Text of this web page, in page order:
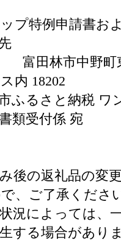
プ特例申請書お
富田林市中野町
内 18202
ふるさと納税 ワ
類受付係 宛
後の返礼品の変
、ご了承くださ
況によっては、
する場合がありま